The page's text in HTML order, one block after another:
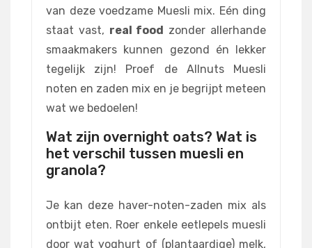
van deze voedzame Muesli mix. Eén ding
staat vast, real food zonder allerhande
smaakmakers kunnen gezond én lekker
tegelijk zijn! Proef de Allnuts Muesli
noten en zaden mix en je begrijpt meteen
wat we bedoelen!
Wat zijn overnight oats? Wat is
het verschil tussen muesli en
granola?
Je kan deze haver-noten-zaden mix als
ontbijt eten. Roer enkele eetlepels muesli
door wat yoghurt of (plantaardige) melk,